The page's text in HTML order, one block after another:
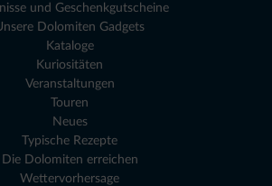
und Geschenkgutscheine
Dolomiten Gadgets
Kataloge
Kuriositäten
Veranstaltungen
Touren
Neues
Typische Rezepte
Die Dolomiten erreichen
Wettervorhersage